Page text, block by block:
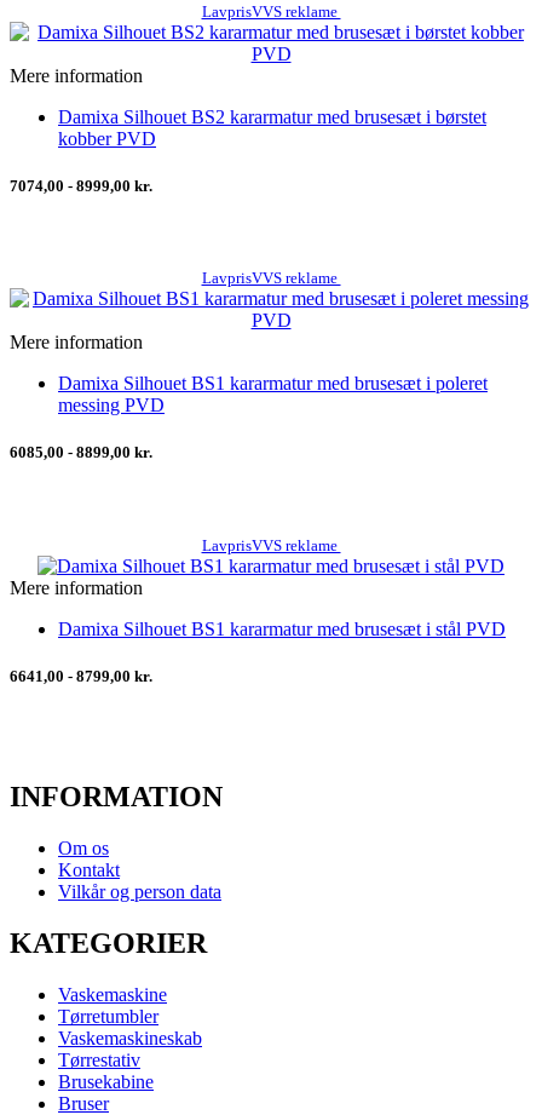
LavprisVVS reklame
Mere information
Damixa Silhouet BS2 kararmatur med brusesæt i børstet
kobber PVD
7074,00 - 8999,00 kr.
LavprisVVS reklame
Mere information
Damixa Silhouet BS1 kararmatur med brusesæt i poleret
messing PVD
6085,00 - 8899,00 kr.
LavprisVVS reklame
Mere information
Damixa Silhouet BS1 kararmatur med brusesæt i stål PVD
6641,00 - 8799,00 kr.
INFORMATION
Om os
Kontakt
Vilkår og person data
KATEGORIER
Vaskemaskine
Tørretumbler
Vaskemaskineskab
Tørrestativ
Brusekabine
Bruser